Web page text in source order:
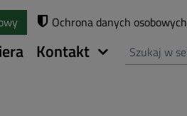
Ochrona danych osobowych
Kontakt Szukaj